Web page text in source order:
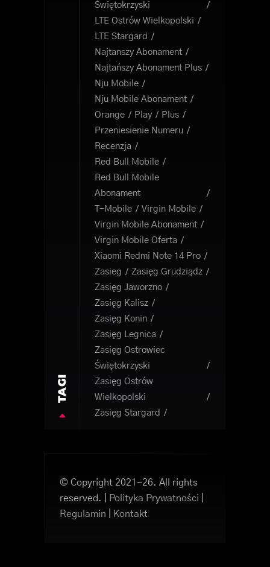
TAGI
Świętokrzyski
LTE Ostrów Wielkopolski
LTE Stargard
Najtanszy Abonament
Najtańszy Abonament Plus
Nju Mobile
Nju Mobile Abonament
Orange
Play
Plus
Przeniesienie Numeru
Recenzja
Red Bull Mobile
Red Bull Mobile
Abonament
T-Mobile
Virgin Mobile
Virgin Mobile Abonament
Virgin Mobile Oferta
Xiaomi Redmi Note 14 Pro
Zasieg
Zasięg Grudziądz
Zasięg Jaworzno
Zasięg Kalisz
Zasięg Konin
Zasięg Legnica
Zasięg Ostrowiec
Świętokrzyski
Zasięg Ostrów
Wielkopolski
Zasięg Stargard
© Copyright 2021-26. All rights
reserved. |
Polityka Prywatności
Regulamin
Kontakt